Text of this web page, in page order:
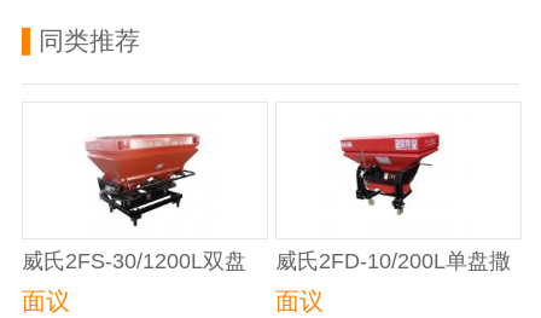
同类推荐
威氏2FS-30/1200L双盘
撒肥机
面议
威氏2FD-10/200L单盘撒
肥机
面议